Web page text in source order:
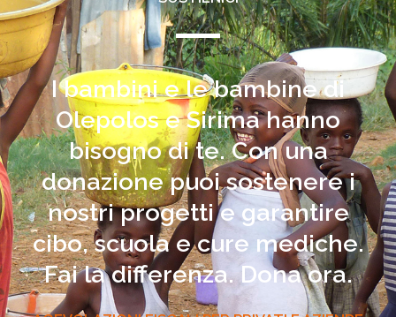
I bambini e le bambine di
Olepolos e Sirima hanno
bisogno di te. Con una
donazione puoi sostenere i
nostri progetti e garantire
cibo, scuola e cure mediche.
Fai la differenza. Dona ora.